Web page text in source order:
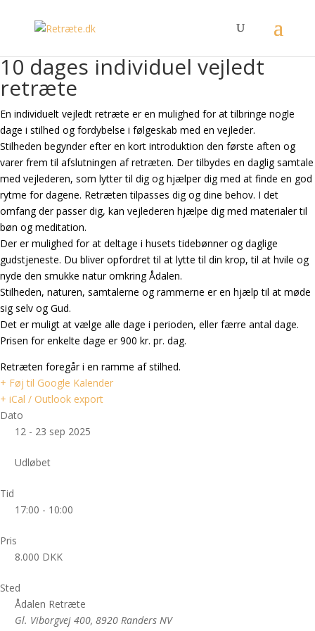
10 dages individuel vejledt
retræte
En individuelt vejledt retræte er en mulighed for at tilbringe nogle
dage i stilhed og fordybelse i følgeskab med en vejleder.
Stilheden begynder efter en kort introduktion den første aften og
varer frem til afslutningen af retræten. Der tilbydes en daglig samtale
med vejlederen, som lytter til dig og hjælper dig med at finde en god
rytme for dagene. Retræten tilpasses dig og dine behov. I det
omfang der passer dig, kan vejlederen hjælpe dig med materialer til
bøn og meditation.
Der er mulighed for at deltage i husets tidebønner og daglige
gudstjeneste. Du bliver opfordret til at lytte til din krop, til at hvile og
nyde den smukke natur omkring Ådalen.
Stilheden, naturen, samtalerne og rammerne er en hjælp til at møde
sig selv og Gud.
Det er muligt at vælge alle dage i perioden, eller færre antal dage.
Prisen for enkelte dage er 900 kr. pr. dag.
Retræten foregår i en ramme af stilhed.
+ Føj til Google Kalender
+ iCal / Outlook export
Dato
12 - 23 sep 2025
Udløbet
Tid
17:00 - 10:00
Pris
8.000 DKK
Sted
Ådalen Retræte
Gl. Viborgvej 400, 8920 Randers NV